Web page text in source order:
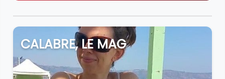
CALABRE, LE MAG